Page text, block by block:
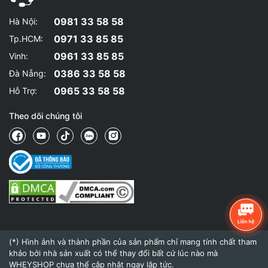
Whey blend có chứa lactose không?
WheyShop.vn
Dạ, vì có chứa whey concentrate nên vẫn còn một chút
lactose – nếu anh/chị không dị ứng nặng thì vẫn dùng
tốt ạ.
Dùng whey blend có giúp tăng cơ không vậy shop?
Hà Nội: 0981 33 58 58
Tp.HCM: 0971 33 85 85
Vinh: 0961 33 85 85
Đà Nẵng: 0386 33 58 58
Hỗ Trợ: 0965 33 58 58
Theo dõi chúng tôi
(*) Hình ảnh và thành phần của sản phẩm chỉ mang tính chất tham
khảo bởi nhà sản xuất có thể thay đổi bất cứ lúc nào mà
WHEYSHOP chưa thể cập nhật ngay lập tức.